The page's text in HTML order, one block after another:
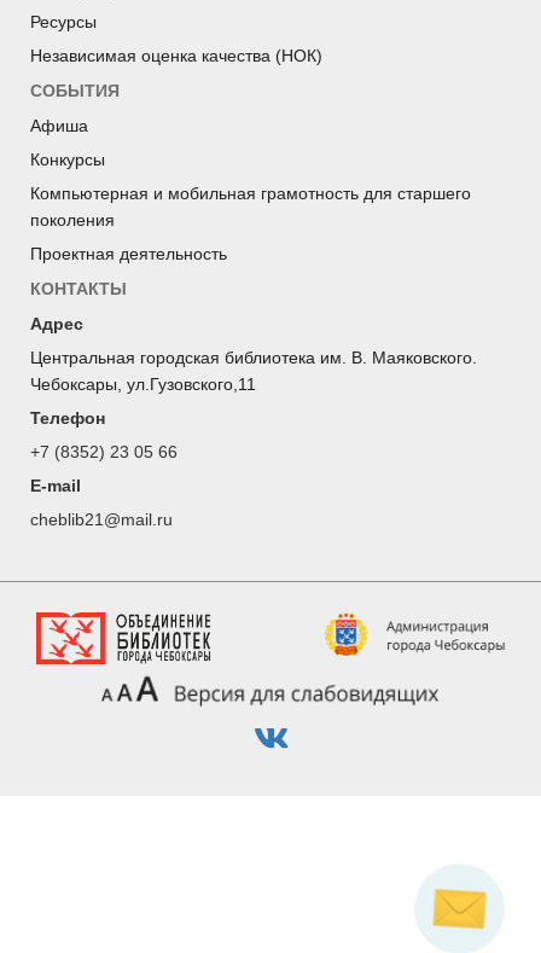
Ресурсы
Независимая оценка качества (НОК)
СОБЫТИЯ
Афиша
Конкурсы
Компьютерная и мобильная грамотность для старшего
поколения
Проектная деятельность
КОНТАКТЫ
Адрес
Центральная городская библиотека им. В. Маяковского.
Чебоксары, ул.Гузовского,11
Телефон
+7 (8352) 23 05 66
E-mail
cheblib21@mail.ru